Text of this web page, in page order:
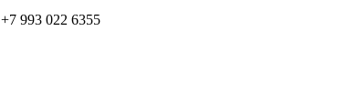
+7 993 022 6355